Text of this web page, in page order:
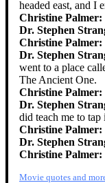
headed east, and I
Christine Palmer:
Dr. Stephen
Christine Palmer:
Dr. Stephen
went to a place
The Ancient One.
Christine Palmer:
Dr. Stephen
did teach me to
Christine Palmer:
Dr. Stephen
Christine Palmer:
Movie quotes and